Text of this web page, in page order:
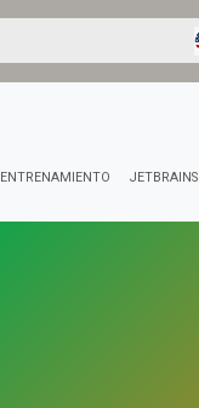
ENTRENAMIENTO JETBRAINS